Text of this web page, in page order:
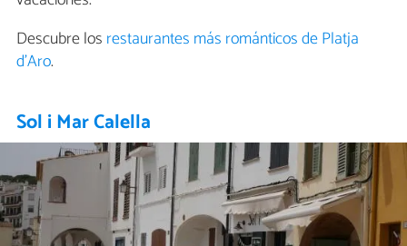
Descubre los restaurantes más románticos de Platja
d'Aro.
Sol i Mar Calella